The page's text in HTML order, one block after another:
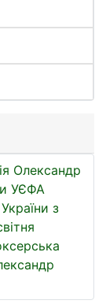
Олександр
УЄФА
з